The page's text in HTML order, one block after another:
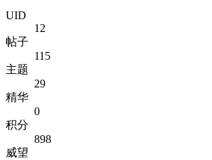
UID
12
帖子
115
主题
29
精华
0
积分
898
威望